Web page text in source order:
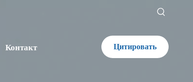
Контакт Цитировать